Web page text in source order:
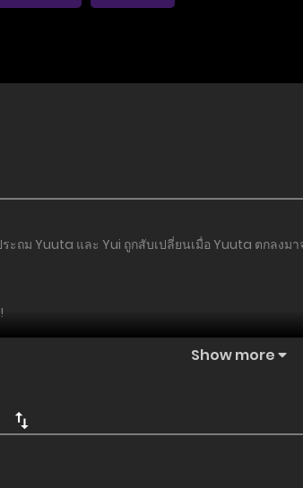
ะถม Yuuta และ Yui ถูกสับเปลี่ยนเมื่อ Yuuta ตกลง
Show more